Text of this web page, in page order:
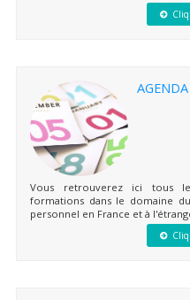
Vous retrouverez ici tous
formations dans le domaine
personnel en France et à